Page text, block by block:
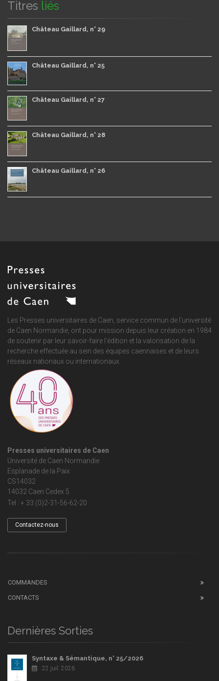
Titres liés
Château Gaillard, n° 29
Château Gaillard, n° 25
Château Gaillard, n° 27
Château Gaillard, n° 28
Château Gaillard, n° 26
Les Presses universitaires de Caen, service commun de l'université
de Caen Normandie , ont pour mission depuis leur création en 1984
de soutenir par leur savoir-faire l'édition et la valorisation de la
recherche effectuée au sein des équipes caennaises et de leurs
réseaux nationaux ou internationaux.
Presses universitaires de Caen
Université de Caen Normandie
Esplanade de la Paix
CS14032
14032 Caen Cedex 5
Tel : + 33 (0)2-31-56-62-20
Contactez-nous
COMMANDES
CONTACTS
Dernières Sorties
Syntaxe & Sémantique, n° 25/2026
22 juil. 2026